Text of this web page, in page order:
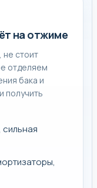
на отжиме
не стоит
отделяем
бака и
получить
сильная